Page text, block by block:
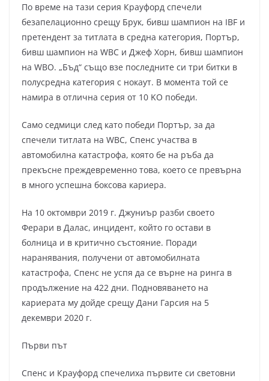
По време на тази серия Крауфорд спечели
безапелационно срещу Брук, бивш шампион на IBF и
претендент за титлата в средна категория, Портър,
бивш шампион на WBC и Джеф Хорн, бивш шампион
на WBO. „Бъд“ също взе последните си три битки в
полусредна категория с нокаут. В момента той се
намира в отлична серия от 10 KO победи.
Само седмици след като победи Портър, за да
спечели титлата на WBC, Спенс участва в
автомобилна катастрофа, която бе на ръба да
прекъсне преждевременно това, което се превърна
в много успешна боксова кариера.
На 10 октомври 2019 г. Джуниър разби своето
Ферари в Далас, инцидент, който го остави в
болница и в критично състояние. Поради
наранявания, получени от автомобилната
катастрофа, Спенс не успя да се върне на ринга в
продължение на 422 дни. Подновяването на
кариерата му дойде срещу Дани Гарсия на 5
декември 2020 г.
Първи път
Спенс и Крауфорд спечелиха първите си световни